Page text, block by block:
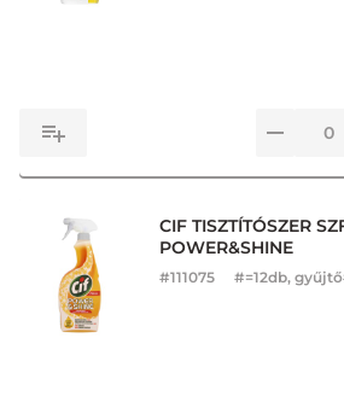
CIF TISZTÍTÓSZER
POWER&SHINE
#111075 #=12db,